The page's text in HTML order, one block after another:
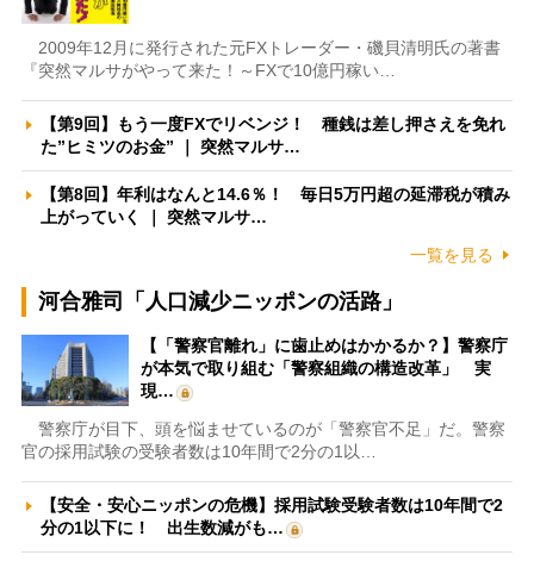
2009年12月に発行された元FXトレーダー・磯貝清明氏の著書
『突然マルサがやって来た！～FXで10億円稼い…
【第9回】もう一度FXでリベンジ！ 種銭は差し押さえを免れ
た”ヒミツのお金” ｜ 突然マルサ…
【第8回】年利はなんと14.6％！ 毎日5万円超の延滞税が積み
上がっていく ｜ 突然マルサ…
一覧を見る
河合雅司「人口減少ニッポンの活路」
【「警察官離れ」に歯止めはかかるか？】警察庁
が本気で取り組む「警察組織の構造改革」 実
現…
警察庁が目下、頭を悩ませているのが「警察官不足」だ。警察
官の採用試験の受験者数は10年間で2分の1以…
【安全・安心ニッポンの危機】採用試験受験者数は10年間で2
分の1以下に！ 出生数減がも…